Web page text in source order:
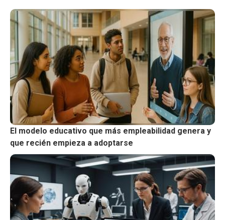
El modelo educativo que más empleabilidad genera y
que recién empieza a adoptarse